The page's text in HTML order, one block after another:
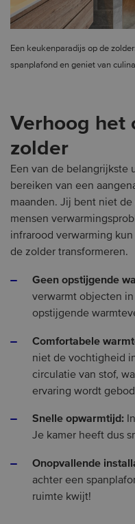
Een keukenparadijs op de
spanplafond en geniet van
Verhoog het
zolder
Een van de belangrijkste
bereiken van een
maanden. Jij bent niet
mensen
infrarood verwarming
de zolder transformeren.
Geen opstijgende
verwarmt objecten
opstijgende
Comfortabele
niet de vochtigheid
circulatie van stof,
ervaring wordt
Snelle opwarmtijd:
Je kamer heeft dus
Onopvallende
achter een
ruimte kwijt!